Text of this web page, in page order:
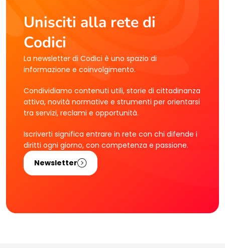
Unisciti alla rete di
Codici
La newsletter di Codici è uno spazio di
informazione e coinvolgimento.
Condividiamo contenuti utili, storie di cittadinanza
attiva, novità normative e strumenti per orientarsi
tra servizi, reclami e opportunità.
Iscriverti significa entrare in rete con chi difende i
diritti ogni giorno, con competenza e passione.
Newsletter